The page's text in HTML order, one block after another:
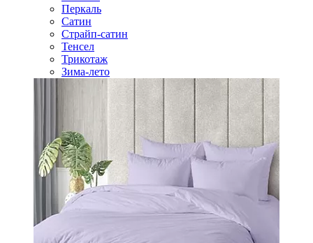
Перкаль
Сатин
Страйп-сатин
Тенсел
Трикотаж
Зима-лето